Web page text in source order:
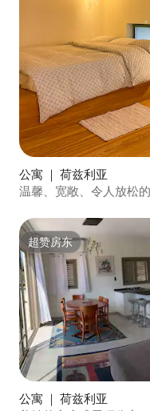
公寓 ｜ 荷兹利亚
温馨、宽敞、令人放松
超赞房东
超赞房东
公寓 ｜ 荷兹利亚